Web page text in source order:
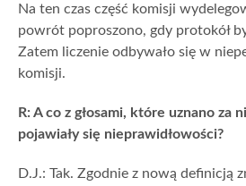
Na ten czas część komisji
powrót poproszono, gdy protokół
Zatem liczenie odbywało się w
komisji.
R: A co z głosami, które uznano za
pojawiały się nieprawidłowości?
D.J.: Tak. Zgodnie z nową definicją